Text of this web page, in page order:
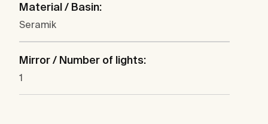
Material / Basin:
Seramik
Mirror / Number of lights:
1